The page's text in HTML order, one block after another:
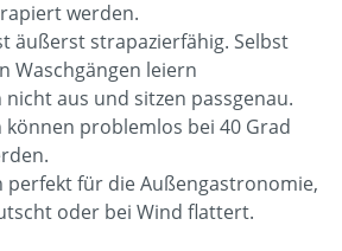
werden.
äußerst strapazierfähig. Selbst
Waschgängen leiern
aus und sitzen passgenau.
problemlos bei 40 Grad
perfekt für die Außengastronomie,
oder bei Wind flattert.